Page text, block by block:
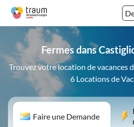
Fermes dans
Trouvez votre location de vacances
6 Locations de
Faire une Demande